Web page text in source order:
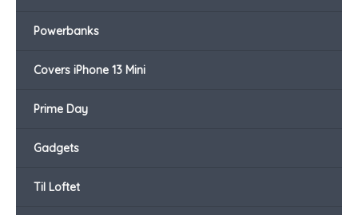
Powerbanks
Covers iPhone 13 Mini
Prime Day
Gadgets
Til Loftet